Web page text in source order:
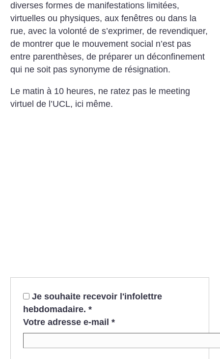
diverses formes de manifestations limitées,
virtuelles ou physiques, aux fenêtres ou dans la
rue, avec la volonté de s’exprimer, de revendiquer,
de montrer que le mouvement social n’est pas
entre parenthèses, de préparer un déconfinement
qui ne soit pas synonyme de résignation.
Le matin à 10 heures, ne ratez pas le meeting
virtuel de l’UCL, ici même.
Je souhaite recevoir l'infolettre
hebdomadaire. *
Votre adresse e-mail *